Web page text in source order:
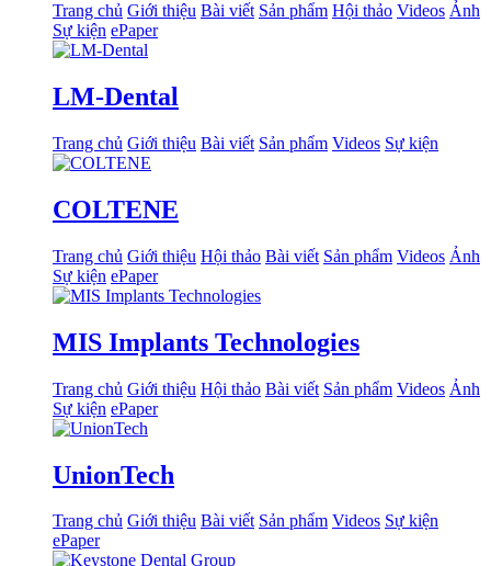
Trang chủ Giới thiệu Bài viết Sản phẩm Hội thảo Videos Ảnh
Sự kiện ePaper
LM-Dental
Trang chủ Giới thiệu Bài viết Sản phẩm Videos Sự kiện
COLTENE
Trang chủ Giới thiệu Hội thảo Bài viết Sản phẩm Videos Ảnh
Sự kiện ePaper
MIS Implants Technologies
Trang chủ Giới thiệu Hội thảo Bài viết Sản phẩm Videos Ảnh
Sự kiện ePaper
UnionTech
Trang chủ Giới thiệu Bài viết Sản phẩm Videos Sự kiện
ePaper